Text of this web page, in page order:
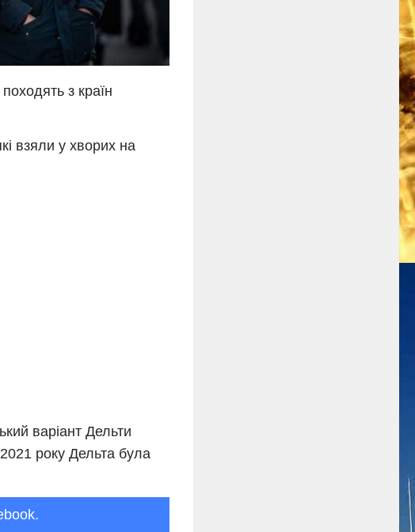
з країн
взяли у хворих на
варіант Дельти
року Дельта була